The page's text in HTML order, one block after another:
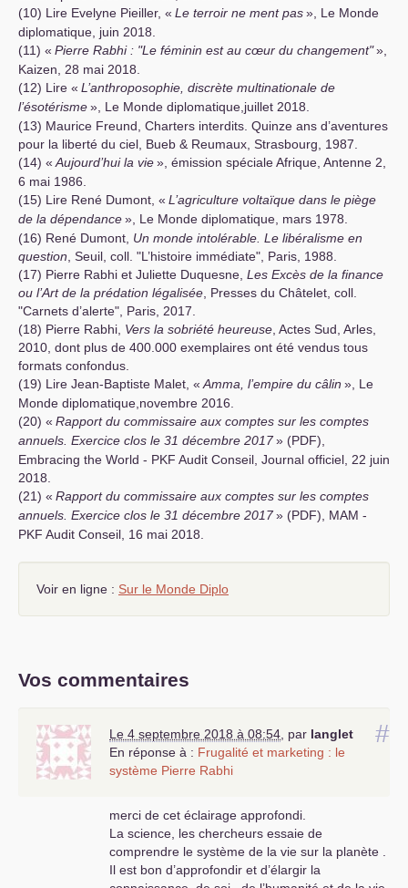
(10) Lire Evelyne Pieiller, « Le terroir ne ment pas», Le Monde
diplomatique, juin 2018.
(11) « Pierre Rabhi : "Le féminin est au cœur du changement"»,
Kaizen, 28 mai 2018.
(12) Lire « L’anthroposophie, discrète multinationale de
l’ésotérisme», Le Monde diplomatique,juillet 2018.
(13) Maurice Freund, Charters interdits. Quinze ans d’aventures
pour la liberté du ciel, Bueb & Reumaux, Strasbourg, 1987.
(14) « Aujourd’hui la vie», émission spéciale Afrique, Antenne 2,
6 mai 1986.
(15) Lire René Dumont, « L’agriculture voltaïque dans le piège
de la dépendance», Le Monde diplomatique, mars 1978.
(16) René Dumont, Un monde intolérable. Le libéralisme en
question , Seuil, coll. "L’histoire immédiate", Paris, 1988.
(17) Pierre Rabhi et Juliette Duquesne, Les Excès de la finance
ou l’Art de la prédation légalisée , Presses du Châtelet, coll.
"Carnets d’alerte", Paris, 2017.
(18) Pierre Rabhi, Vers la sobriété heureuse , Actes Sud, Arles,
2010, dont plus de 400.000 exemplaires ont été vendus tous
formats confondus.
(19) Lire Jean-Baptiste Malet, « Amma, l’empire du câlin », Le
Monde diplomatique,novembre 2016.
(20) « Rapport du commissaire aux comptes sur les comptes
annuels. Exercice clos le 31 décembre 2017» (PDF),
Embracing the World - PKF Audit Conseil, Journal officiel, 22 juin
2018.
(21) « Rapport du commissaire aux comptes sur les comptes
annuels. Exercice clos le 31 décembre 2017» (PDF), MAM -
PKF Audit Conseil, 16 mai 2018.
Voir en ligne : Sur le Monde Diplo
Vos commentaires
#
Le 4 septembre 2018 à 08:54 par langlet
En réponse à : Frugalité et marketing : le
système Pierre Rabhi
merci de cet éclairage approfondi.
La science, les chercheurs essaie de
comprendre le système de la vie sur la planète .
Il est bon d’approfondir et d’élargir la